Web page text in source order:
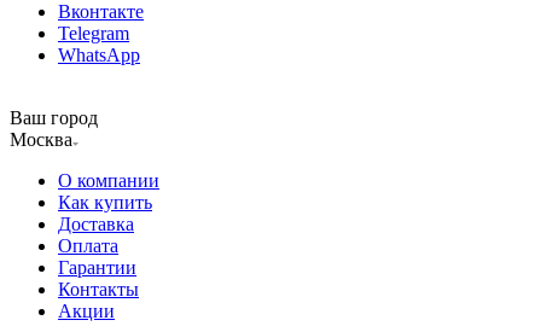
Вконтакте
Telegram
WhatsApp
Ваш город
Москва
О компании
Как купить
Доставка
Оплата
Гарантии
Контакты
Акции